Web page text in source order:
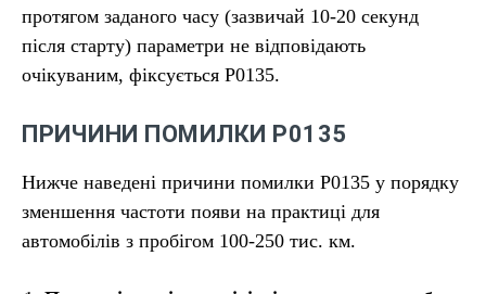
протягом заданого часу (зазвичай 10-20 секунд
після старту) параметри не відповідають
очікуваним, фіксується P0135.
ПРИЧИНИ ПОМИЛКИ P0135
Нижче наведені причини помилки P0135 у порядку
зменшення частоти появи на практиці для
автомобілів з пробігом 100-250 тис. км.